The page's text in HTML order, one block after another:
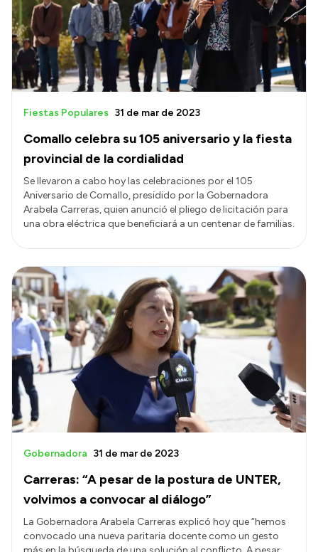
Comallo celebra su 105 aniversario y la fiesta
provincial de la cordialidad
Fiestas Populares 31 de mar de 2023
Se llevaron a cabo hoy las celebraciones por el 105
Aniversario de Comallo, presidido por la Gobernadora
Arabela Carreras, quien anunció el pliego de licitación para
una obra eléctrica que beneficiará a un centenar de familias.
Carreras: “A pesar de la postura de UNTER,
volvimos a convocar al diálogo”
Gobernadora 31 de mar de 2023
La Gobernadora Arabela Carreras explicó hoy que “hemos
convocado una nueva paritaria docente como un gesto